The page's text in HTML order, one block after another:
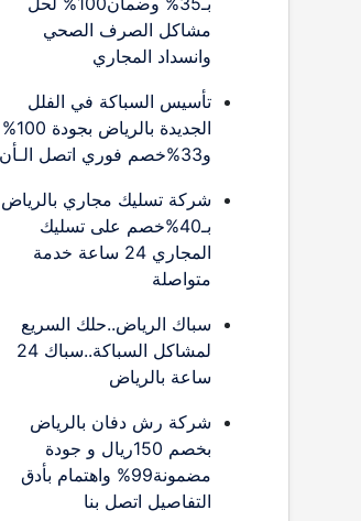
مشاكل الصرف الصحي
وانسداد المجاري
تأسيس السباكة في الفلل
الجديدة بالرياض بجودة 100%
و33%خصم فوري اتصل الـأن
شركة تسليك مجاري بالرياض
بـ40%خصم على تسليك
المجاري 24 ساعة خدمة
متواصلة
سباك الرياض..حلك السريع
لمشاكل السباكة..سباك 24
ساعة بالرياض
شركة رش دفان بالرياض
بخصم 150ريال و جودة
مضمونة99% واهتمام بأدق
التفاصيل اتصل بنا